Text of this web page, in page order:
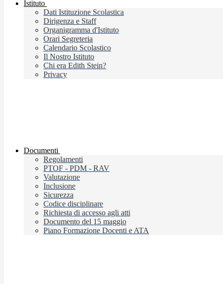
Istituto
Dati Istituzione Scolastica
Dirigenza e Staff
Organigramma d'Istituto
Orari Segreteria
Calendario Scolastico
Il Nostro Istituto
Chi era Edith Stein?
Privacy
Documenti
Regolamenti
PTOF - PDM - RAV
Valutazione
Inclusione
Sicurezza
Codice disciplinare
Richiesta di accesso agli atti
Documento del 15 maggio
Piano Formazione Docenti e ATA